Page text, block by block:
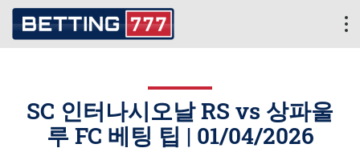
SC 인터나시오날 RS vs 상파울
루 FC 베팅 팁 | 01/04/2026